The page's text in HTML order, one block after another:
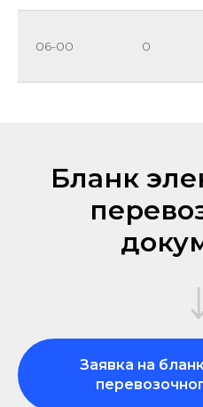
06-00 0
Бланк
Заявка на